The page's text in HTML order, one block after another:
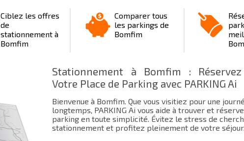
Ciblez les offres
de
stationnement à
Bomfim
Comparer tous
les parkings de
Bomfim
Stationnement à Bomfim :
Votre Place de Parking avec PARKING Ai
Bienvenue à Bomfim. Que vous visitiez pour une
longtemps, PARKING Ai vous aide à trouver et
parking en toute simplicité. Évitez le stress de
stationnement et profitez pleinement de votre séjour.